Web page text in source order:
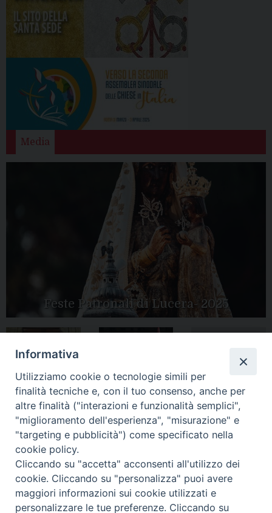
Media
Feste Patronali di Lucera- 2025
Apertura Anno
Giubilare 2025
Mariae in Diocesi
Tutte le gallery
CONTATTI:
LUCERA: Piazza Duomo, 13 - 71036 Lucera (FG) − tel.
Vescovo: tel/fax 0881/522244 - e-mail:
vescovo@diocesiluceratroia.it
: Piazza Episcopio - 71029 Troia (FG) − tel. 0881/977051
Informativa
Utilizziamo cookie o tecnologie simili per
finalità tecniche e, con il tuo consenso, anche per
altre finalità ("interazioni e funzionalità semplici",
"miglioramento dell'esperienza", "misurazione" e
"targeting e pubblicità") come specificato nella
cookie policy.
Cliccando su "accetta" acconsenti all'utilizzo dei
cookie. Cliccando su "personalizza" puoi avere
maggiori informazioni sui cookie utilizzati e
personalizzare le tue preferenze. Cliccando su